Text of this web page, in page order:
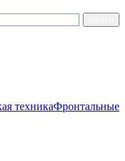
техникаФронтальные